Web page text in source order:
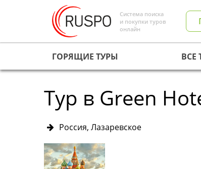
Система поиска
и покупки туров
онлайн
ГОРЯЩИЕ ТУРЫ ВСЕ
Тур в Green
Россия, Лазаревское